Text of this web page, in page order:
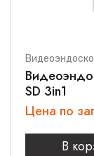
SD 3in1
Цена по
В